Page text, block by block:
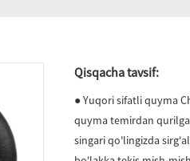
Qisqacha tavsif:
● Yuqori sifatli quyma
quyma temirdan
singari qo'lingizda